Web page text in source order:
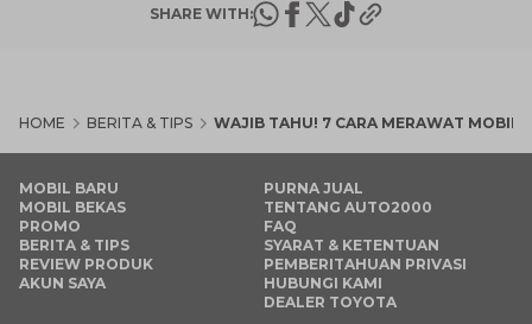
SHARE WITH:
HOME BERITA & TIPS WAJIB TAHU! 7 CARA MERAWAT MOBIL
MOBIL BARU
MOBIL BEKAS
PROMO
BERITA & TIPS
REVIEW PRODUK
AKUN SAYA
PURNA JUAL
TENTANG AUTO2000
FAQ
SYARAT & KETENTUAN
PEMBERITAHUAN PRIVASI
HUBUNGI KAMI
DEALER TOYOTA